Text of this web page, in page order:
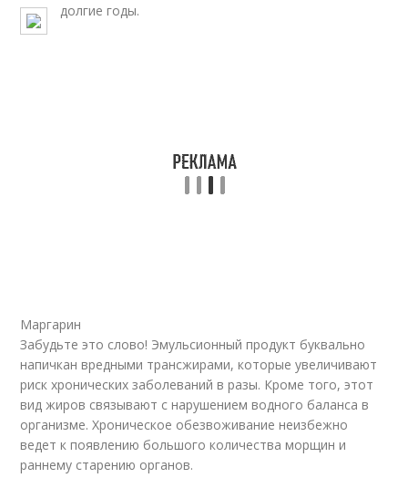
долгие годы.
Маргарин
Забудьте это слово! Эмульсионный продукт буквально
напичкан вредными трансжирами, которые увеличивают
риск хронических заболеваний в разы. Кроме того, этот
вид жиров связывают с нарушением водного баланса в
организме. Хроническое обезвоживание неизбежно
ведет к появлению большого количества морщин и
раннему старению органов.